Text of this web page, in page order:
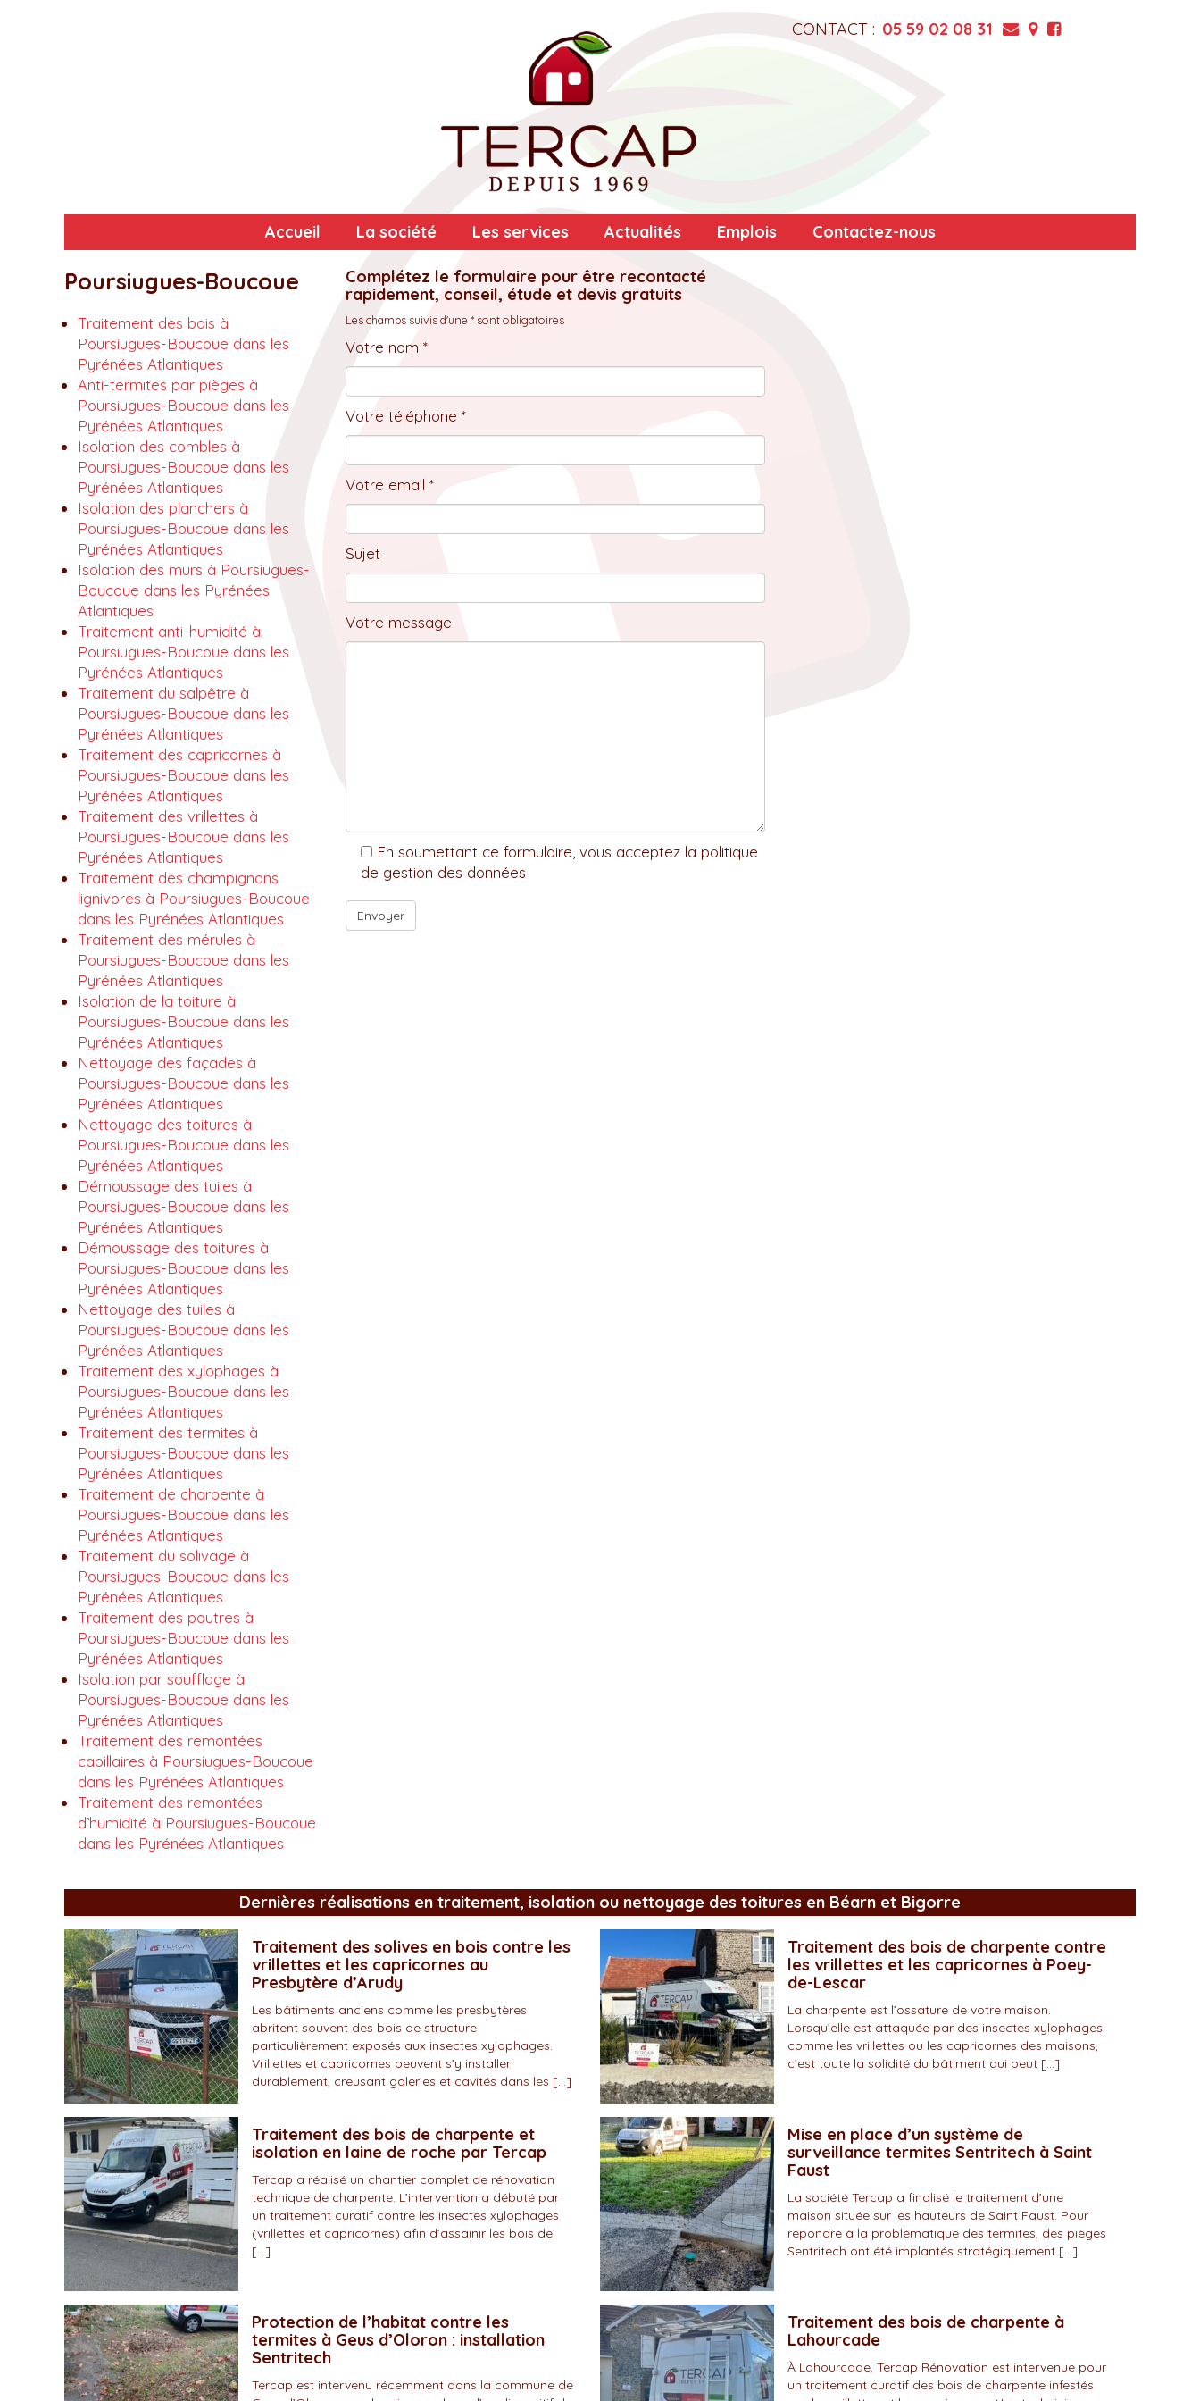
CONTACT : 05 59 02 08 31
Accueil La société Les services Actualités Emplois Contactez-nous
Poursiugues-Boucoue
Traitement des bois à
Poursiugues-Boucoue dans les
Pyrénées Atlantiques
Anti-termites par pièges à
Poursiugues-Boucoue dans les
Pyrénées Atlantiques
Isolation des combles à
Poursiugues-Boucoue dans les
Pyrénées Atlantiques
Isolation des planchers à
Poursiugues-Boucoue dans les
Pyrénées Atlantiques
Isolation des murs à Poursiugues-
Boucoue dans les Pyrénées
Atlantiques
Traitement anti-humidité à
Poursiugues-Boucoue dans les
Pyrénées Atlantiques
Traitement du salpêtre à
Poursiugues-Boucoue dans les
Pyrénées Atlantiques
Traitement des capricornes à
Poursiugues-Boucoue dans les
Pyrénées Atlantiques
Traitement des vrillettes à
Poursiugues-Boucoue dans les
Pyrénées Atlantiques
Traitement des champignons
lignivores à Poursiugues-Boucoue
dans les Pyrénées Atlantiques
Traitement des mérules à
Poursiugues-Boucoue dans les
Pyrénées Atlantiques
Isolation de la toiture à
Poursiugues-Boucoue dans les
Pyrénées Atlantiques
Nettoyage des façades à
Poursiugues-Boucoue dans les
Pyrénées Atlantiques
Nettoyage des toitures à
Poursiugues-Boucoue dans les
Pyrénées Atlantiques
Démoussage des tuiles à
Poursiugues-Boucoue dans les
Pyrénées Atlantiques
Démoussage des toitures à
Poursiugues-Boucoue dans les
Pyrénées Atlantiques
Nettoyage des tuiles à
Poursiugues-Boucoue dans les
Pyrénées Atlantiques
Traitement des xylophages à
Poursiugues-Boucoue dans les
Pyrénées Atlantiques
Traitement des termites à
Poursiugues-Boucoue dans les
Pyrénées Atlantiques
Traitement de charpente à
Poursiugues-Boucoue dans les
Pyrénées Atlantiques
Traitement du solivage à
Poursiugues-Boucoue dans les
Pyrénées Atlantiques
Traitement des poutres à
Poursiugues-Boucoue dans les
Pyrénées Atlantiques
Isolation par soufflage à
Poursiugues-Boucoue dans les
Pyrénées Atlantiques
Traitement des remontées
capillaires à Poursiugues-Boucoue
dans les Pyrénées Atlantiques
Traitement des remontées
d’humidité à Poursiugues-Boucoue
dans les Pyrénées Atlantiques
Complétez le formulaire pour être recontacté
rapidement, conseil, étude et devis gratuits
Les champs suivis d'une * sont obligatoires
Votre nom *
Votre téléphone *
Votre email *
Sujet
Votre message
En soumettant ce formulaire, vous acceptez la politique
de gestion des données
Dernières réalisations en traitement, isolation ou nettoyage des toitures en Béarn et Bigorre
Traitement des solives en bois contre les
vrillettes et les capricornes au
Presbytère d’Arudy
Les bâtiments anciens comme les presbytères
abritent souvent des bois de structure
particulièrement exposés aux insectes xylophages.
Vrillettes et capricornes peuvent s’y installer
durablement, creusant galeries et cavités dans les […]
Traitement des bois de charpente contre
les vrillettes et les capricornes à Poey-
de-Lescar
La charpente est l’ossature de votre maison.
Lorsqu’elle est attaquée par des insectes xylophages
comme les vrillettes ou les capricornes des maisons,
c’est toute la solidité du bâtiment qui peut […]
Traitement des bois de charpente et
isolation en laine de roche par Tercap
Tercap a réalisé un chantier complet de rénovation
technique de charpente. L’intervention a débuté par
un traitement curatif contre les insectes xylophages
(vrillettes et capricornes) afin d’assainir les bois de
[…]
Mise en place d’un système de
surveillance termites Sentritech à Saint
Faust
La société Tercap a finalisé le traitement d’une
maison située sur les hauteurs de Saint Faust. Pour
répondre à la problématique des termites, des pièges
Sentritech ont été implantés stratégiquement […]
Protection de l’habitat contre les
termites à Geus d’Oloron : installation
Sentritech
Tercap est intervenu récemment dans la commune de
Traitement des bois de charpente à
Lahourcade
À Lahourcade, Tercap Rénovation est intervenue pour
un traitement curatif des bois de charpente infestés